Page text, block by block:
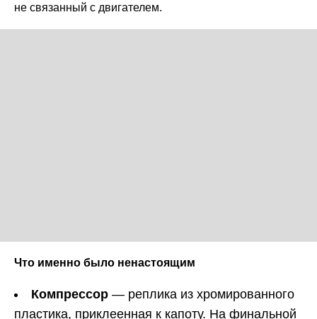
не связанный с двигателем.
Что именно было ненастоящим
Компрессор — реплика из хромированного
пластика, приклеенная к капоту. На финальной